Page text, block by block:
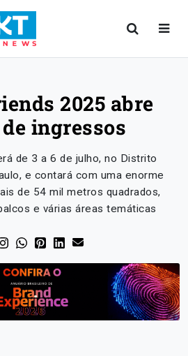
2025 abre
ingressos
de 3 a 6 de julho, no Distrito
e contará com uma enorme
de 54 mil metros quadrados,
e várias áreas temáticas